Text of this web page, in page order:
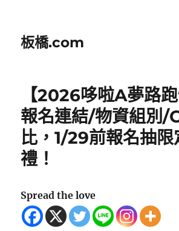
板橋.com
【2026哆啦A夢路跑
報名連結/物資組別/
比，1/29前報名抽限
禮！
Spread the love